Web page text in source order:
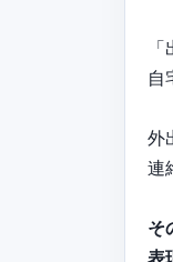
自
外
連
そ
表